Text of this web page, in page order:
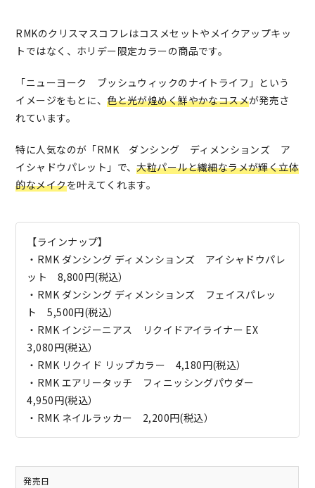
RMKのクリスマスコフレはコスメセットやメイクアップキッ
トではなく、ホリデー限定カラーの商品です。
「ニューヨーク ブッシュウィックのナイトライフ」という
イメージをもとに、色と光が煌めく鮮やかなコスメが発売さ
れています。
特に人気なのが「RMK ダンシング ディメンションズ ア
イシャドウパレット」で、大粒パールと繊細なラメが輝く立体
的なメイクを叶えてくれます。
【ラインナップ】
・RMK ダンシング ディメンションズ アイシャドウパレ
ット 8,800円(税込）
・RMK ダンシング ディメンションズ フェイスパレッ
ト 5,500円(税込）
・RMK インジーニアス リクイドアイライナー EX
3,080円(税込）
・RMK リクイド リップカラー 4,180円(税込）
・RMK エアリータッチ フィニッシングパウダー
4,950円(税込）
・RMK ネイルラッカー 2,200円(税込）
発売日